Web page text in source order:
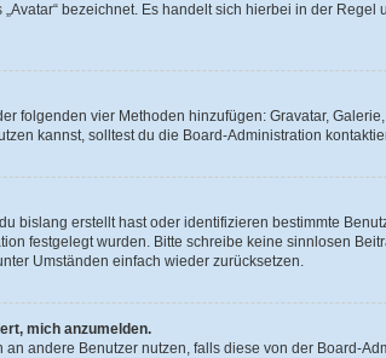
bezeichnet. Es handelt sich hierbei in der
folgenden vier Methoden hinzufügen: Gravatar,
kannst, solltest du die Board-Administration
bislang erstellt hast oder identifizieren bestimmte
festgelegt wurden. Bitte schreibe keine sinnlosen
Umständen einfach wieder zurücksetzen.
mich anzumelden.
andere Benutzer nutzen, falls diese von der Board-